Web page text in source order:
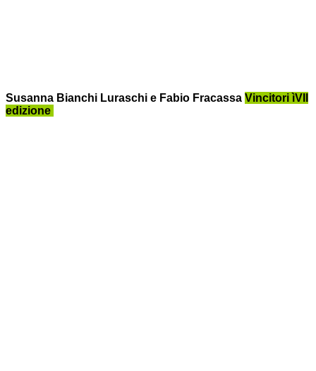
Susanna Bianchi Luraschi e Fabio Fracassa Vincitori ìVII
edizione